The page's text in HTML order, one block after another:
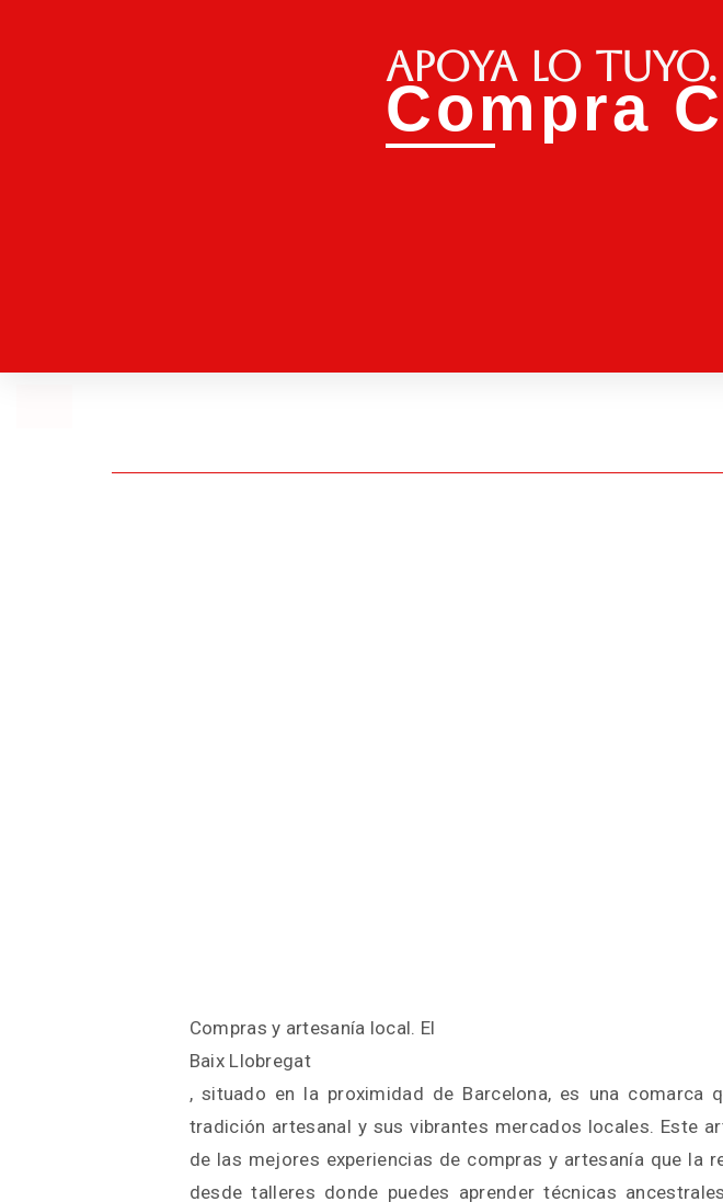
Apoya lo
Compra
Compras y artesanía local. El
Baix Llobregat
, situado en la proximidad de Barcelona, es una comarca
tradición artesanal y sus vibrantes mercados locales. Este
de las mejores experiencias de compras y artesanía que la
desde talleres donde puedes aprender técnicas